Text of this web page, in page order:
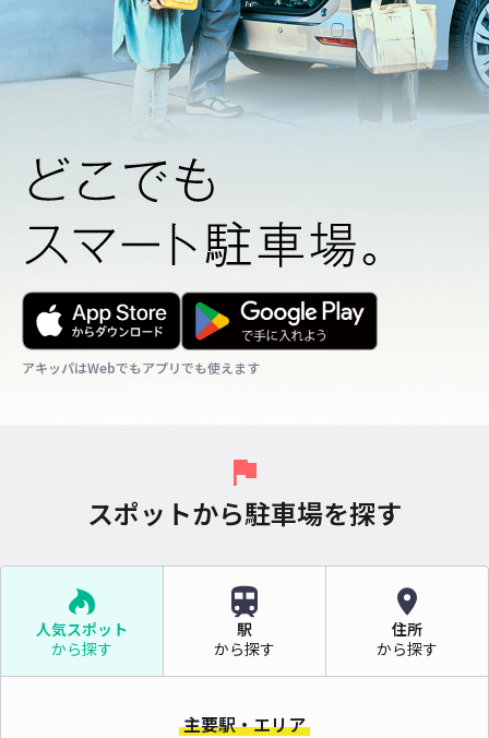
アキッパはWebでもアプリでも使えます
アキッパはWebでもアプリでも使えます
アキッパはWebでもアプリでも使えます
スポットから駐車場を探す
人気スポット
から探す
駅
から探す
住所
から探す
主要駅・エリア